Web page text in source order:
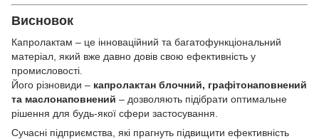
Висновок
Капролактам – це інноваційний та багатофункціональний
матеріал, який вже давно довів свою ефективність у
промисловості.
Його різновиди – капролактан блочний, графітонаповнений
та маслонаповнений – дозволяють підібрати оптимальне
рішення для будь-якої сфери застосування.
Сучасні підприємства, які прагнуть підвищити ефективність